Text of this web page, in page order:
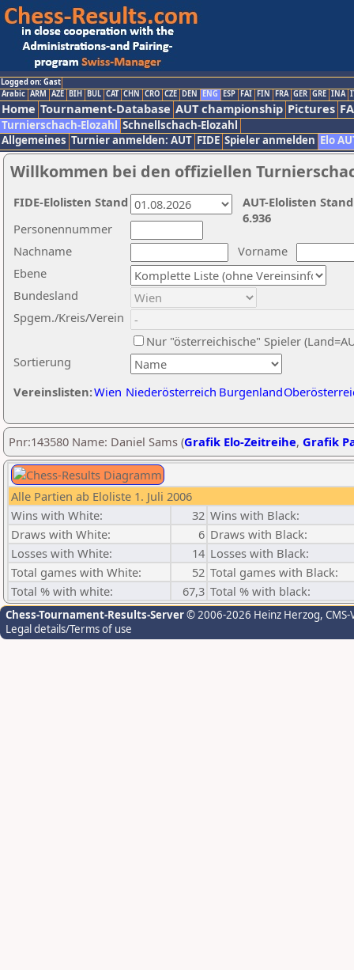
Logged on: Gast
Arabic ARM AZE BIH BUL CAT CHN CRO CZE DEN ENG ESP FAI FIN FRA GER GRE INA
Home Tournament-Database AUT championship Pictures
Turnierschach-Elozahl Schnellschach-Elozahl
Allgemeines Turnier anmelden: AUT FIDE Spieler anmelden Elo
Willkommen bei den offiziellen
Nachname
Vorname
Ebene
Sortierung
Personennummer
Bundesland
Spgem./Kreis/Verein
Nur "österreichische" Spieler
Vereinslisten:Wien Niederösterreich Burgenland
AUT-Elolisten
6.936
FIDE-Elolisten Stand
Pnr:143580 Name: Daniel Sams (Grafik Elo-Zeitreihe, Grafik
Alle Partien ab Eloliste 1. Juli 2006
Wins with White:
32 Wins with Black:
Draws with White:
6 Draws with Black:
Losses with White:
14 Losses with Black:
Total games with White:
52 Total games with Black:
Total % with white:
67,3 Total % with black:
Chess-Tournament-Results-Server© 2006-2026 Heinz Herzog,
Legal details/Terms of use